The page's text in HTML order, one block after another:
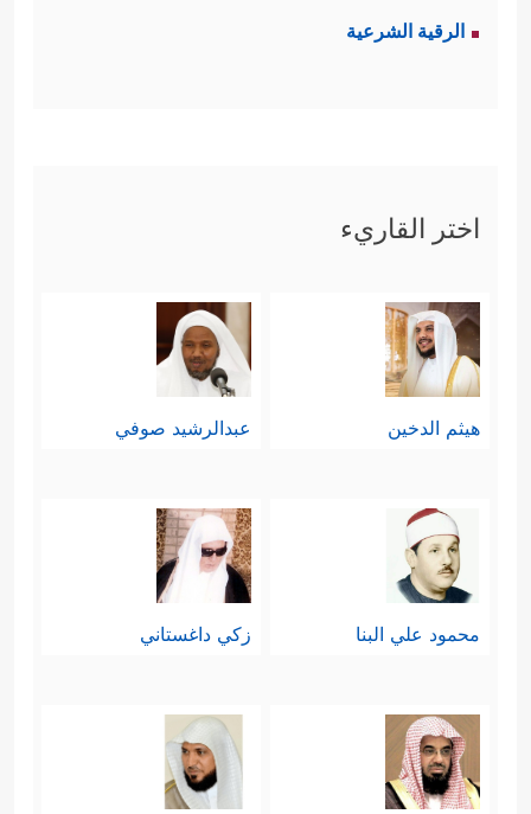
الرقية الشرعية
اختر القاريء
هيثم الدخين عبدالرشيد صوفي
محمود علي البنا زكي داغستاني